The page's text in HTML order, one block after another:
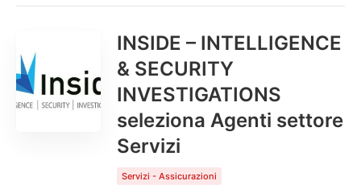
INSIDE – INTELLIGENCE
& SECURITY
INVESTIGATIONS
seleziona Agenti settore
Servizi
Servizi - Assicurazioni